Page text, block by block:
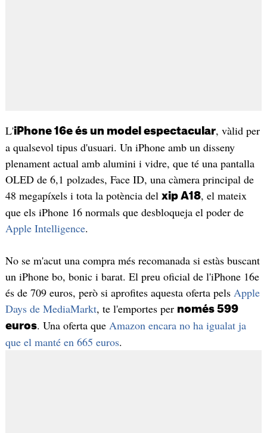
L'iPhone 16e és un model espectacular, vàlid per
a qualsevol tipus d'usuari. Un iPhone amb un disseny
plenament actual amb alumini i vidre, que té una pantalla
OLED de 6,1 polzades, Face ID, una càmera principal de
48 megapíxels i tota la potència del xip A18, el mateix
que els iPhone 16 normals que desbloqueja el poder de
Apple Intelligence.
No se m'acut una compra més recomanada si estàs buscant
un iPhone bo, bonic i barat. El preu oficial de l'iPhone 16e
és de 709 euros, però si aprofites aquesta oferta pels Apple
Days de MediaMarkt, te l'emportes per només 599
euros. Una oferta que Amazon encara no ha igualat ja
que el manté en 665 euros.